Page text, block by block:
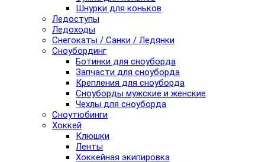
Шнурки для коньков
Ледоступы
Ледоходы
Снегокаты / Санки / Ледянки
Сноубординг
Ботинки для сноуборда
Запчасти для сноуборда
Крепления для сноуборда
Сноуборды мужские и женские
Чехлы для сноуборда
Сноутюбинги
Хоккей
Клюшки
Ленты
Хоккейная экипировка